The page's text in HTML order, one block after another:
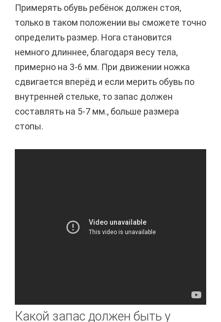
Примерять обувь ребёнок должен стоя,
только в таком положении вы сможете точно
определить размер. Нога становится
немного длиннее, благодаря весу тела,
примерно на 3-6 мм. При движении ножка
сдвигается вперёд и если мерить обувь по
внутренней стельке, то запас должен
составлять на 5-7 мм., больше размера
стопы.
Какой запас должен быть у